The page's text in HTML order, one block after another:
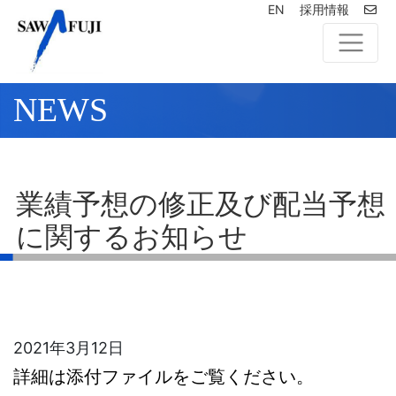
EN 採用情報
NEWS
業績予想の修正及び配当予想
に関するお知らせ
2021年3月12日
詳細は添付ファイルをご覧ください。